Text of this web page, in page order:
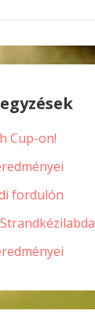
Cup-on!
fordulón